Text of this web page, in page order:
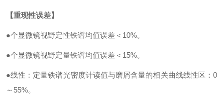
【重现性误差】
●个显微镜视野定性铁谱均值误差＜10%。
●个显微镜视野定量铁谱均值误差＜15%。
●线性：定量铁谱光密度计读值与磨屑含量的相关曲线线性区：0
～55%。